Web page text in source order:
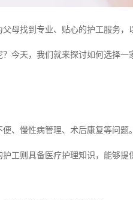
母找到专业、贴心的护工服务，
今天，我们就来探讨如何选择
、慢性病管理、术后康复等问题
工则具备医疗护理知识，能够提